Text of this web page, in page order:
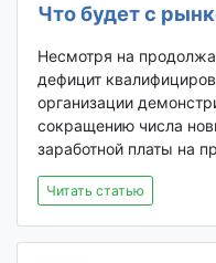
Что будет с
Несмотря на
дефицит
организации
сокращению числа
заработной платы на
Читать статью